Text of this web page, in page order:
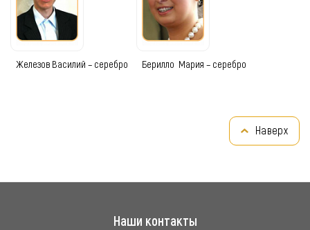
Железов Василий – серебро Берилло Мария – серебро
Наверх
Наши контакты